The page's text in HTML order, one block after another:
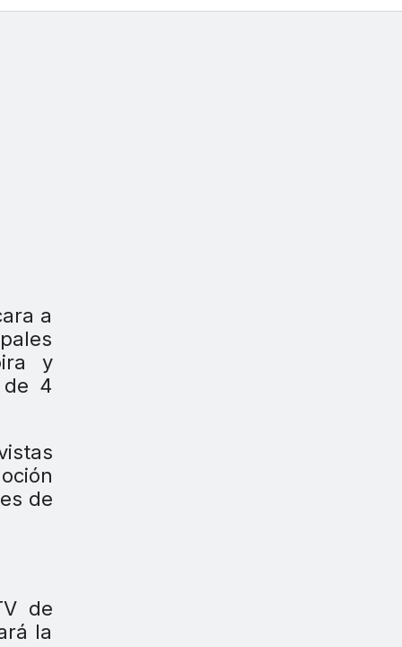
a
y
de 4
de
de
la